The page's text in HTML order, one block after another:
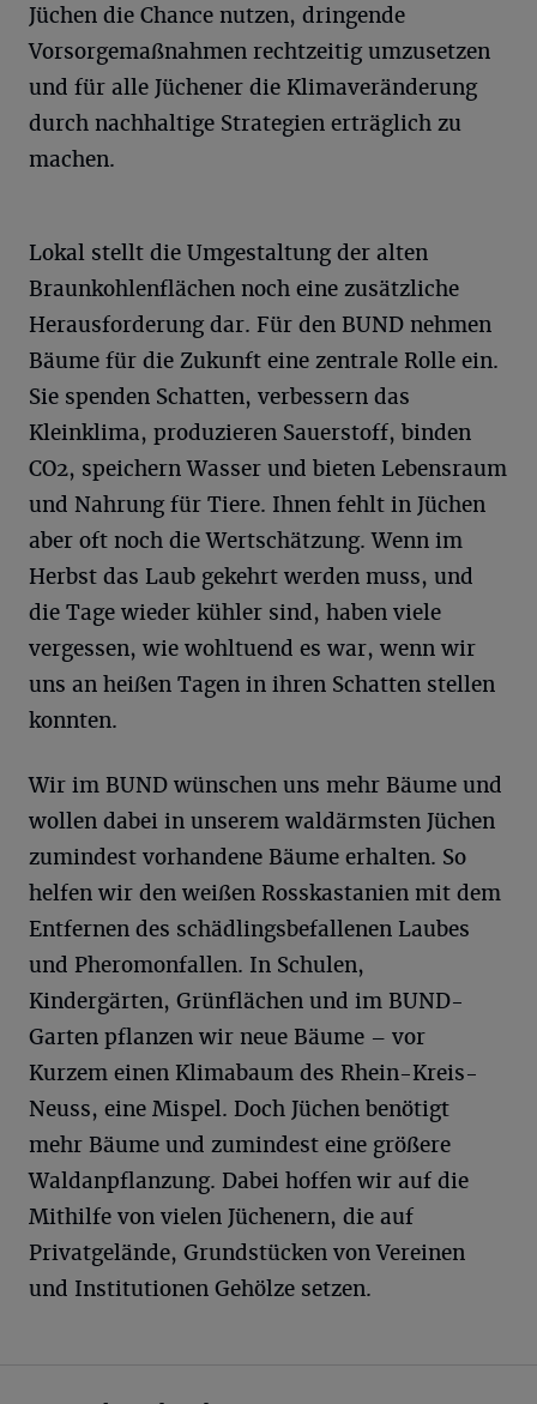
Jüchen die Chance nutzen, dringende
Vorsorgemaßnahmen rechtzeitig umzusetzen
und für alle Jüchener die Klimaveränderung
durch nachhaltige Strategien erträglich zu
machen.
Lokal stellt die Umgestaltung der alten
Braunkohlenflächen noch eine zusätzliche
Herausforderung dar. Für den BUND nehmen
Bäume für die Zukunft eine zentrale Rolle ein.
Sie spenden Schatten, verbessern das
Kleinklima, produzieren Sauerstoff, binden
CO2, speichern Wasser und bieten Lebensraum
und Nahrung für Tiere. Ihnen fehlt in Jüchen
aber oft noch die Wertschätzung. Wenn im
Herbst das Laub gekehrt werden muss, und
die Tage wieder kühler sind, haben viele
vergessen, wie wohltuend es war, wenn wir
uns an heißen Tagen in ihren Schatten stellen
konnten.
Wir im BUND wünschen uns mehr Bäume und
wollen dabei in unserem waldärmsten Jüchen
zumindest vorhandene Bäume erhalten. So
helfen wir den weißen Rosskastanien mit dem
Entfernen des schädlingsbefallenen Laubes
und Pheromonfallen. In Schulen,
Kindergärten, Grünflächen und im BUND-
Garten pflanzen wir neue Bäume – vor
Kurzem einen Klimabaum des Rhein-Kreis-
Neuss, eine Mispel. Doch Jüchen benötigt
mehr Bäume und zumindest eine größere
Waldanpflanzung. Dabei hoffen wir auf die
Mithilfe von vielen Jüchenern, die auf
Privatgelände, Grundstücken von Vereinen
und Institutionen Gehölze setzen.